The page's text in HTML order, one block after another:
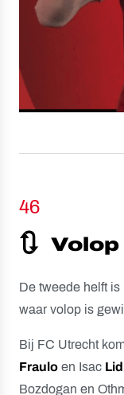
🔃
46
De tweede helft
waar volop is
Bij FC Utrecht
Fraulo en Isac
Bozdogan en